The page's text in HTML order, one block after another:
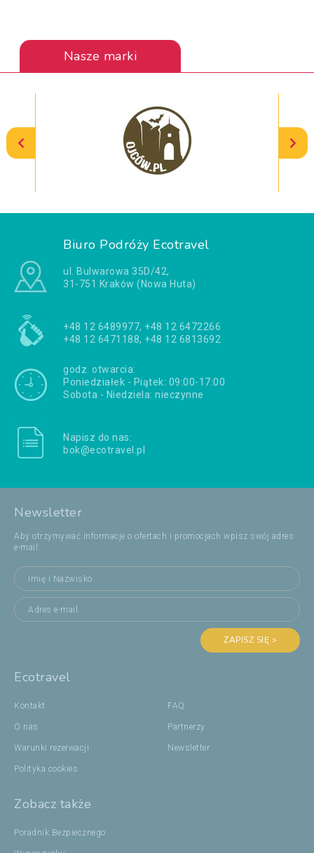
Nasze marki
Biuro Podróży Ecotravel
ul. Bulwarowa 35D/42,
31-751 Kraków (Nowa Huta)
+48 12 6489977, +48 12 6472266
+48 12 6471188, +48 12 6813692
godz. otwarcia:
Poniedziałek - Piątek: 09:00-17:00
Sobota - Niedziela: nieczynne
Napisz do nas:
bok@ecotravel.pl
Newsletter
Aby otrzymywać informacje o ofertach i promocjach wpisz swój adres
e-mail:
ZAPISZ SIĘ >
Ecotravel
Kontakt
O nas
Warunki rezerwacji
Polityka cookies
FAQ
Partnerzy
Newsletter
Zobacz także
Poradnik Bezpiecznego